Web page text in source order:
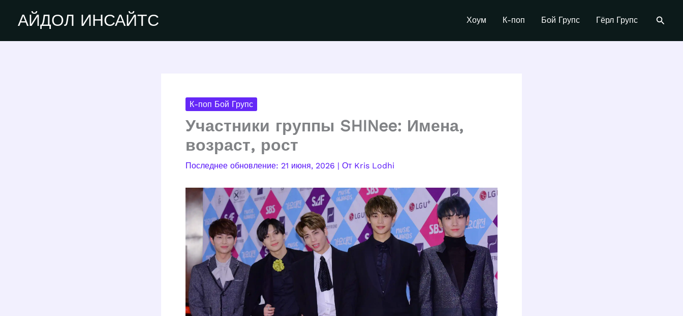
содержимому
АЙДОЛ ИНСАЙТС Хоум К-поп Бой Групс Гёрл Групс Поиск
К-поп Бой Групс
Участники группы SHINee: Имена,
возраст, рост
21 июня, 2026 | От Kris Lodhi